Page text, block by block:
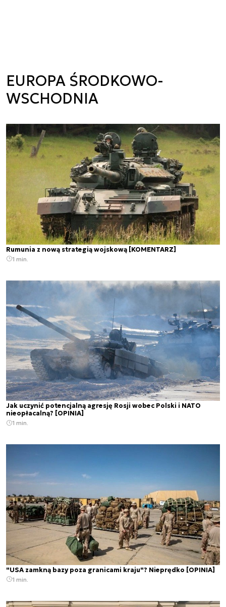
EUROPA ŚRODKOWO-
WSCHODNIA
Rumunia z nową strategią wojskową [KOMENTARZ]
1 min.
Jak uczynić potencjalną agresję Rosji wobec Polski i NATO
nieopłacalną? [OPINIA]
1 min.
"USA zamkną bazy poza granicami kraju"? Nieprędko [OPINIA]
1 min.